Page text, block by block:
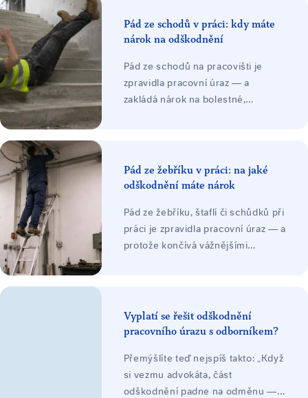
nárazu o povrch. Závažnost
poranění se zpravidla odvíjí v
pádu zaměstnance.
Pád ze schodů v práci: kdy máte
nárok na odškodnění
Pád ze schodů na pracovišti je
zpravidla pracovní úraz — a
zakládá nárok na bolestné,
Odškodnění platí zaměstnavatel ze
svého zákonného pojištění.
Pád ze žebříku v práci: na jaké
odškodnění máte nárok
Pád ze žebříku, štaflí či schůdků při
práci je zpravidla pracovní úraz — a
protože končívá vážnějšími
při trvalých následcích ztížení
společenského uplatnění, často
platí zaměstnavatel ze svého
zákonného pojištění.
Vyplatí se řešit odškodnění
pracovního úrazu s odborníkem?
Přemýšlíte teď nejspíš takto: „Když
si vezmu advokáta, část
odškodnění padne na odměnu —